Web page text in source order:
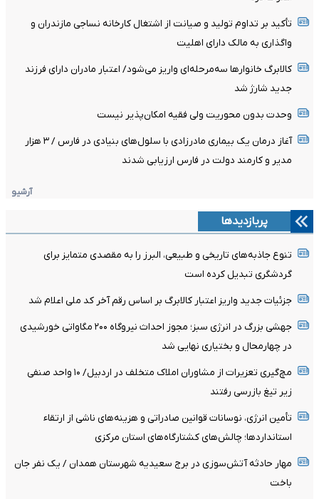
تأکید بر تداوم تولید و صیانت از اشتغال کارخانه نساجی مازندران و
واگذاری به مالک دارای اهلیت
کالابرگ خانوارها سه‌مرحله‌ای واریز می‌شود/ اعتبار مادران دارای فرزند
جدید شارژ شد
وحدت بدون محوریت ولی فقیه امکان‌پذیر نیست
آغاز درمان یک بیماری مادرزادی با سلول‌های بنیادی در فارس / ۳ هزار
مدیر و کارمند دولت در فارس ارزیابی شدند
آرشیو
پربازدیدها
تنوع جاذبه‌های تاریخی و طبیعی، البرز را به مقصدی متمایز برای
گردشگری تبدیل کرده است
جزئیات جدید واریز اعتبار کالابرگ بر اساس رقم آخر کد ملی اعلام شد
جهشی بزرگ در انرژی سبز؛ مجوز احداث نیروگاه ۲۰۰ مگاواتی خورشیدی
در چهارمحال‌ و بختیاری نهایی شد
مچ‌گیری تعزیرات از مشاوران املاک متخلف در اردبیل/ ۱۰ واحد صنفی
زیر تیغ بازرسی رفتند
تأمین انرژی، نوسانات قوانین صادراتی و هزینه‌های ناشی از ارتقاء
استانداردها؛ چالش‌های کشتارگاه‌های استان مرکزی
مهار حادثه آتش‌سوزی در برج سعیدیه شهرستان همدان / یک نفر جان
باخت